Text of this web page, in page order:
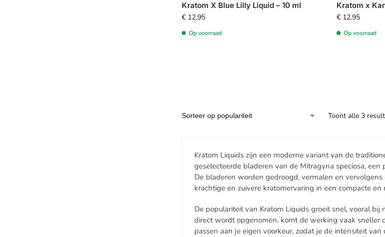
Kratom X Blue Lilly Liquid – 10 ml
€ 12,95
Op voorraad
Kratom x
€12,95
Op voorraad
Toont alle 3
Kratom Liquids zijn een moderne variant van de
geselecteerde bladeren van de Mitragyna speciosa,
De bladeren worden gedroogd, vermalen en
krachtige en zuivere kratomervaring in een compacte en
De populariteit van Kratom Liquids groeit snel, vooral
direct wordt opgenomen, komt de werking vaak sneller
passen aan je eigen voorkeur, zodat je de intensiteit